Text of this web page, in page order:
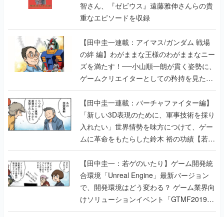
智さん、『ゼビウス』遠藤雅伸さんらの貴
重なエピソードを収録
【田中圭一連載：アイマス/ガンダム 戦場
の絆 編】わがままな王様のわがままなニー
ズを満たす！──小山順一朗が貫く姿勢に、
ゲームクリエイターとしての矜持を見た
【若ゲのいたり最終回】
【田中圭一連載：バーチャファイター編】
「新しい3D表現のために、軍事技術を採り
入れたい」世界情勢を味方につけて、ゲー
ムに革命をもたらした鈴木 裕の功績【若ゲ
のいたり】
【田中圭一：若ゲのいたり】ゲーム開発統
合環境「Unreal Engine」最新バージョン
で、開発環境はどう変わる？ ゲーム業界向
けソリューションイベント「GTMF2019」
に行って、より理解を深めよう【PR】